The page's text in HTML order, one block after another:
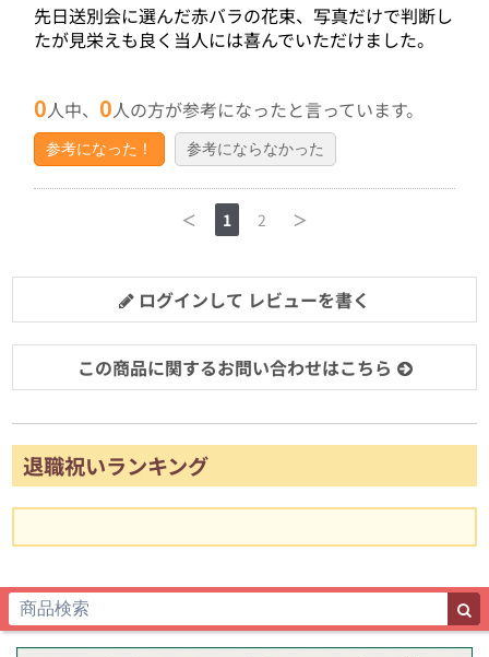
先日送別会に選んだ赤バラの花束、写真だけで判断し
たが見栄えも良く当人には喜んでいただけました。
0人中、0人の方が参考になったと言っています。
参考になった！ 参考にならなかった
＜ 1 2 ＞
ログインして レビューを書く
この商品に関するお問い合わせはこちら
退職祝いランキング